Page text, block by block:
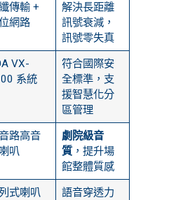
傳輸 +
網路
解決長距離
訊號衰減，
訊號零失真
VX-
系統
符合國際安
全標準，支
援智慧化分
區管理
路高音
叭
劇院級音
質，提升場
館整體質感
式喇叭
語音穿透力